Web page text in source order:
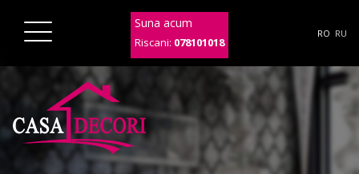
Suna acum
Riscani: 078101018
RO RU